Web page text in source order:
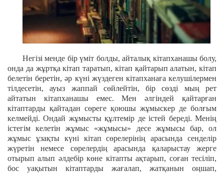
Негізі менде бір үміт болды, айталық кітапханашы болу,
онда да жұртқа кітап таратып, кітап қайтарып алатын, кітап
белетін беретін, әр күні жүздеген кітапханаға келушілермен
тілдесетін, ауыз жаппай сөйлейтін, бір сөзді мың рет
айтатын кітапханашы емес. Мен әлгіндей қайтарған
кітаптарды қайтадан сөреге қоюшы жұмыскер де болғым
келмейді. Ондай жұмысты құлтемір де істей береді. Менің
істегім келетін жұмыс «жұмысы» десе жұмысы бар, ол
жұмыс ұзақты күні кітап сөрелерінің арасында сенделір
жүретін немесе сөрелердің арасында қаларыстау жерге
отырып алып әлдебір көне кітапты ақтарып, соған тесіліп,
бос уақытын кітаптарды жағалап, жатқанын оңшап,